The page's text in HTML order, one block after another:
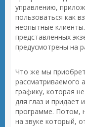
управлению,
пользоваться как
неопытные
представленных
предусмотрены на
Что же мы
рассматриваемого
графику, которая
для глаз и придает
программе. Потом,
на звуке который,